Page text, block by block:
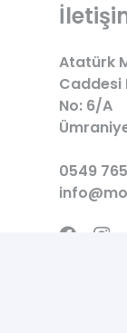
Atatürk
Caddesi
No: 6/A
0549